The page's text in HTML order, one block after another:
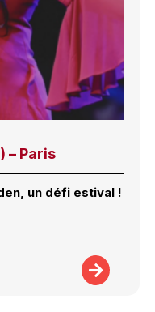
– Paris
un défi estival !